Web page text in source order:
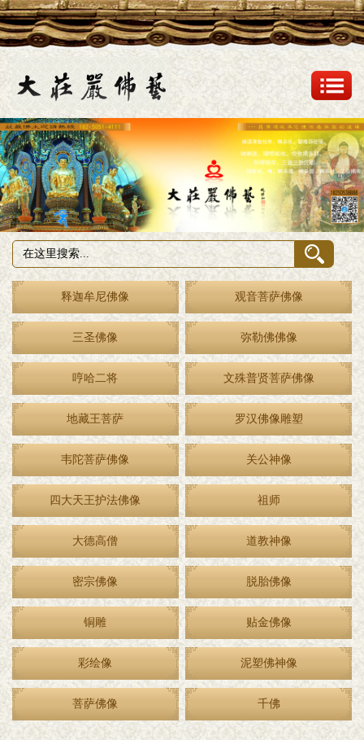
释迦牟尼佛像 观音菩萨佛像
三圣佛像 弥勒佛佛像
哼哈二将 文殊普贤菩萨佛像
地藏王菩萨 罗汉佛像雕塑
韦陀菩萨佛像 关公神像
四大天王护法佛像 祖师
大德高僧 道教神像
密宗佛像 脱胎佛像
铜雕 贴金佛像
彩绘像 泥塑佛神像
菩萨佛像 千佛